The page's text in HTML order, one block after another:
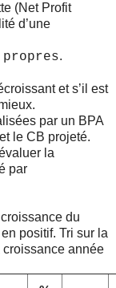
(Net Profit
d’une
.
et s’il est
par un BPA
le CB projeté.
la
par
du
positif. Tri sur la
année